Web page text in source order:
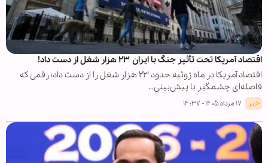
اقتصاد آمریکا تحت تأثیر جنگ با ایران ۲۳ هزار شغل از دست داد!
اقتصاد آمریکا در ماه ژوئیه حدود ۲۳ هزار شغل را از دست داد؛ رقمی که
فاصله‌ای چشمگیر با پیش‌بینی…
خبر ۱۷ مرداد ۱۴۰۵ - ۱۴:۳۷